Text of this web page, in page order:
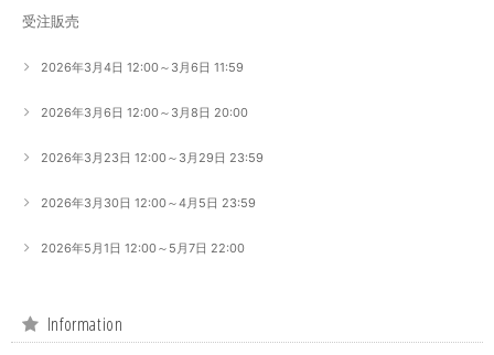
受注販売
2026年3月4日 12:00～3月6日 11:59
2026年3月6日 12:00～3月8日 20:00
2026年3月23日 12:00～3月29日 23:59
2026年3月30日 12:00～4月5日 23:59
2026年5月1日 12:00～5月7日 22:00
Information